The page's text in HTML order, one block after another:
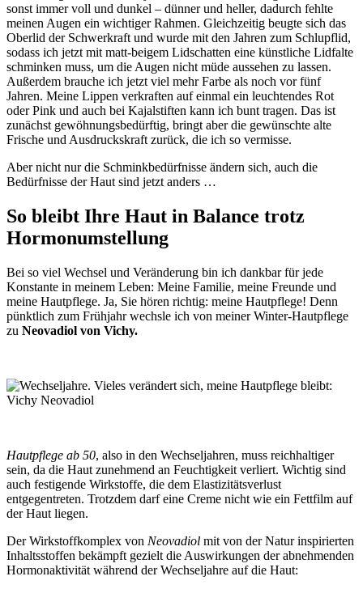
sonst immer voll und dunkel – dünner und heller, dadurch fehlte
meinen Augen ein wichtiger Rahmen. Gleichzeitig beugte sich das
Oberlid der Schwerkraft und wurde mit den Jahren zum Schlupflid,
sodass ich jetzt mit matt-beigem Lidschatten eine künstliche Lidfalte
schminken muss, um die Augen nicht müde aussehen zu lassen.
Außerdem brauche ich jetzt viel mehr Farbe als noch vor fünf
Jahren. Meine Lippen verkraften auf einmal ein leuchtendes Rot
oder Pink und auch bei Kajalstiften kann ich bunt tragen. Das ist
zunächst gewöhnungsbedürftig, bringt aber die gewünschte alte
Frische und Ausdruckskraft zurück, die ich so vermisse.
Aber nicht nur die Schminkbedürfnisse ändern sich, auch die
Bedürfnisse der Haut sind jetzt anders …
So bleibt Ihre Haut in Balance trotz
Hormonumstellung
Bei so viel Wechsel und Veränderung bin ich dankbar für jede
Konstante in meinem Leben: Meine Familie, meine Freunde und
meine Hautpflege. Ja, Sie hören richtig: meine Hautpflege! Denn
pünktlich zum Frühjahr wechsle ich von meiner Winter-Hautpflege
zu Neovadiol von Vichy.
Hautpflege ab 50, also in den Wechseljahren, muss reichhaltiger
sein, da die Haut zunehmend an Feuchtigkeit verliert. Wichtig sind
auch festigende Wirkstoffe, die dem Elastizitätsverlust
entgegentreten. Trotzdem darf eine Creme nicht wie ein Fettfilm auf
der Haut liegen.
Der Wirkstoffkomplex von Neovadiol mit von der Natur inspirierten
Inhaltsstoffen bekämpft gezielt die Auswirkungen der abnehmenden
Hormonaktivität während der Wechseljahre auf die Haut: